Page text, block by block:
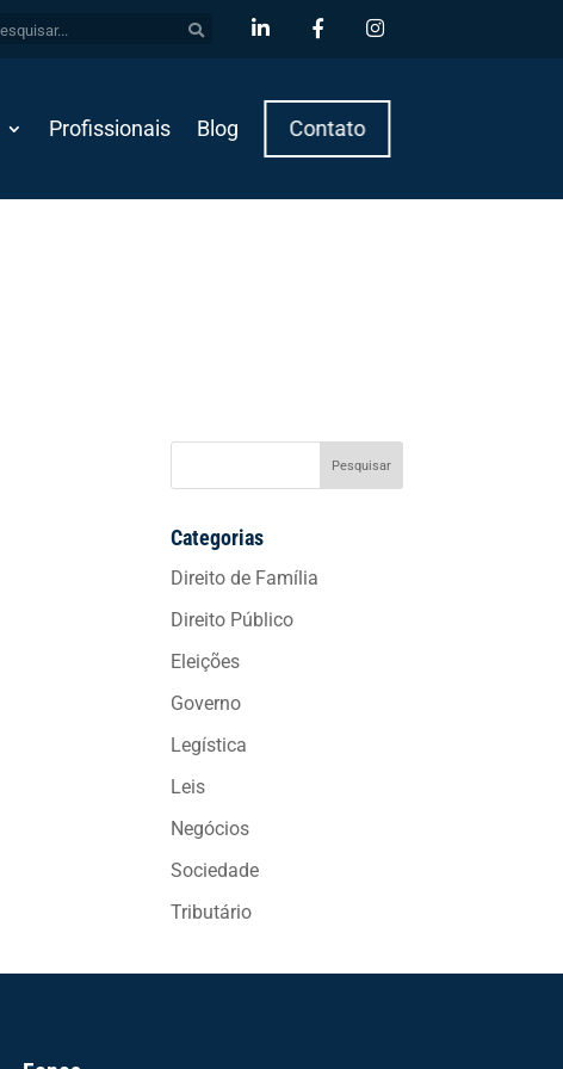
Profissionais Blog Contato
Categorias
Direito de Família
Direito Público
Eleições
Governo
Legística
Leis
Negócios
Sociedade
Tributário